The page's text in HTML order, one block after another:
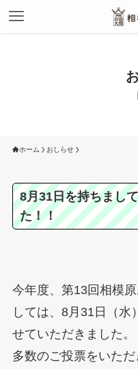
ホーム おしらせ
8月31日を持ちまし
た！！
今年度、第13回相模
しては、8月31日（水
せていただきました。
多数のご投票をいた